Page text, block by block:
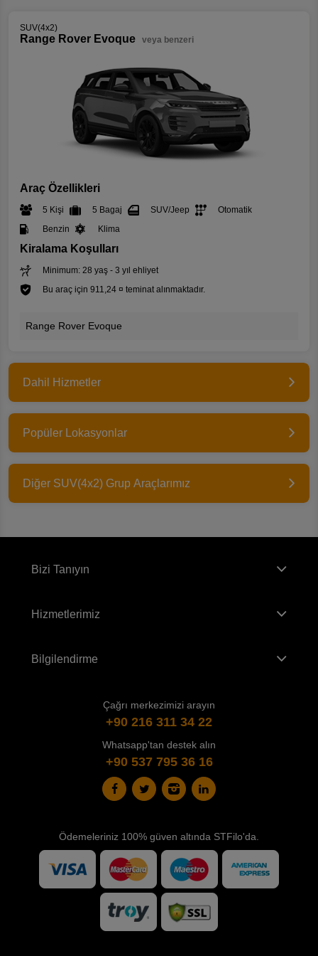
SUV(4x2)
Range Rover Evoque veya benzeri
Araç Özellikleri
5 Kişi 5 Bagaj SUV/Jeep
Otomatik
Benzin
Klima
Kiralama Koşulları
Minimum: 28 yaş - 3 yıl ehliyet
Bu araç için 911,24 ¤ teminat alınmaktadır.
Range Rover Evoque
Dahil Hizmetler
Popüler Lokasyonlar
Diğer SUV(4x2) Grup Araçlarımız
Bizi Tanıyın
Hizmetlerimiz
Bilgilendirme
Çağrı merkezimizi arayın
+90 216 311 34 22
Whatsapp'tan destek alın
+90 537 795 36 16
Ödemeleriniz 100% güven altında STFilo'da.